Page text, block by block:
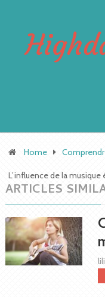
Home
L’influence de la
ARTICLES